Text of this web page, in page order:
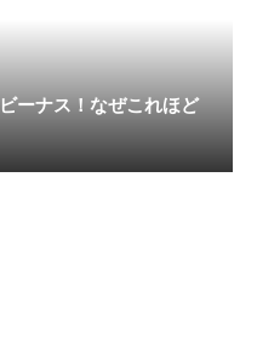
ーナス！なぜこれほど